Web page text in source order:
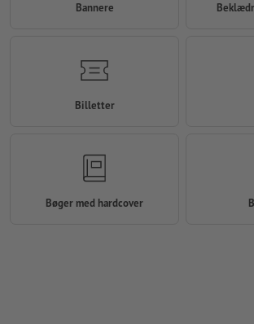
Bannere
Billetter
Bøger med hardcover